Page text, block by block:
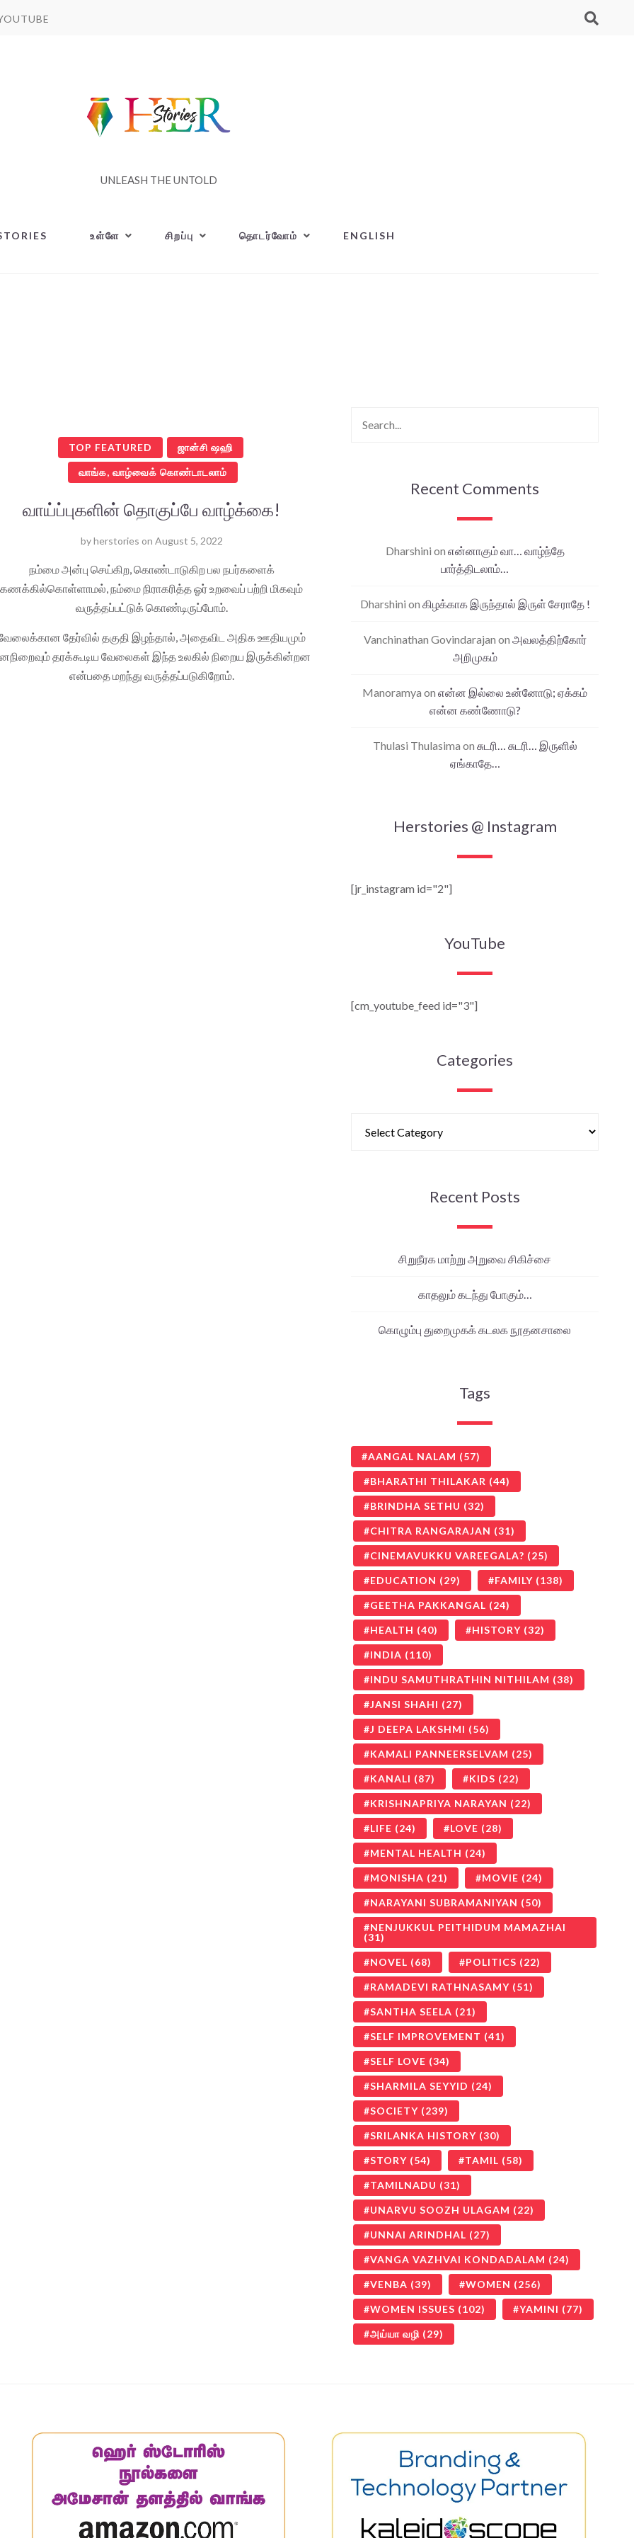
UNLEASH THE UNTOLD
உள்ளே சிறப்பு தொடர்வோம் ENGLISH
TOP FEATURED ஜான்சி ஷஹி
வாங்க, வாழ்வைக் கொண்டாடலாம்
வாய்ப்புகளின் தொகுப்பே வாழ்க்கை!
byherstories on August 5, 2022
நம்மை அன்பு செய்கிற, கொண்டாடுகிற பல நபர்களைக்
கணக்கில்கொள்ளாமல், நம்மை நிராகரித்த ஓர் உறவைப் பற்றி மிகவும்
வருத்தப்பட்டுக் கொண்டிருப்போம்.
தேர்வில் தகுதி இழந்தால், அதைவிட அதிக ஊதியமும்
தரக்கூடிய வேலைகள் இந்த உலகில் நிறைய இருக்கின்றன
என்பதை மறந்து வருத்தப்படுகிறோம்.
Recent Comments
Dharshini on என்னாகும் வா… வாழ்ந்தே
பார்த்திடலாம்…
Dharshini on கிழக்காக இருந்தால் இருள் சேராதே !
Vanchinathan Govindarajan on அவலத்திற்கோர்
அறிமுகம்
Manoramya on என்ன இல்லை உன்னோடு; ஏக்கம்
என்ன கண்ணோடு?
Thulasi Thulasima on சுடரி… சுடரி… இருளில்
ஏங்காதே…
Herstories @ Instagram
[jr_instagram id="2"]
YouTube
[cm_youtube_feed id="3"]
Categories
Recent Posts
சிறுநீரக மாற்று அறுவை சிகிச்சை
காதலும் கடந்து போகும்…
கொழும்பு துறைமுகக் கடலக நூதனசாலை
Tags
AANGAL NALAM (57)
BHARATHI THILAKAR (44)
BRINDHA SETHU (32)
CHITRA RANGARAJAN (31)
CINEMAVUKKU VAREEGALA? (25)
EDUCATION (29) FAMILY (138)
GEETHA PAKKANGAL (24)
HEALTH (40) HISTORY (32)
INDIA (110)
INDU SAMUTHRATHIN NITHILAM (38)
JANSI SHAHI (27)
J DEEPA LAKSHMI (56)
KAMALI PANNEERSELVAM (25)
KANALI (87) KIDS (22)
KRISHNAPRIYA NARAYAN (22)
LIFE (24) LOVE (28)
MENTAL HEALTH (24)
MONISHA (21) MOVIE (24)
NARAYANI SUBRAMANIYAN (50)
NENJUKKUL PEITHIDUM MAMAZHAI
(31)
NOVEL (68) POLITICS (22)
RAMADEVI RATHNASAMY (51)
SANTHA SEELA (21)
SELF IMPROVEMENT (41)
SELF LOVE (34)
SHARMILA SEYYID (24)
SOCIETY (239)
SRILANKA HISTORY (30)
STORY (54) TAMIL (58)
TAMILNADU (31)
UNARVU SOOZH ULAGAM (22)
UNNAI ARINDHAL (27)
VANGA VAZHVAI KONDADALAM (24)
VENBA (39) WOMEN (256)
WOMEN ISSUES (102) YAMINI (77)
அய்யா வழி (29)